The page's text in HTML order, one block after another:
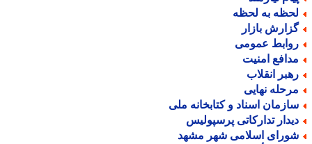
به لحظه
بازار
عمومی
امنیت
انقلاب
نهایی
اسناد و کتابخانه ملی
تدارکاتی پرسپولیس
اسلامی شهر مشهد